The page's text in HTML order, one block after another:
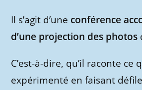
Il s’agit d’une conférence
d’une projection des photos
C’est-à-dire, qu’il raconte ce
expérimenté en faisant